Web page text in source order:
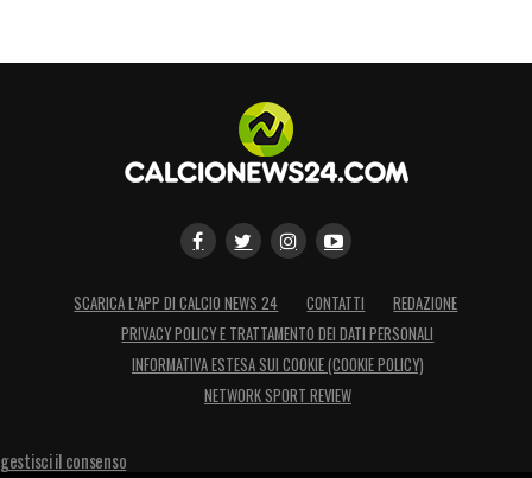
SCARICA L’APP DI CALCIO NEWS 24 CONTATTI
REDAZIONE
PRIVACY POLICY E TRATTAMENTO DEI DATI PERSONALI
INFORMATIVA ESTESA SUI COOKIE (COOKIE POLICY)
NETWORK SPORT REVIEW
gestisci il consenso